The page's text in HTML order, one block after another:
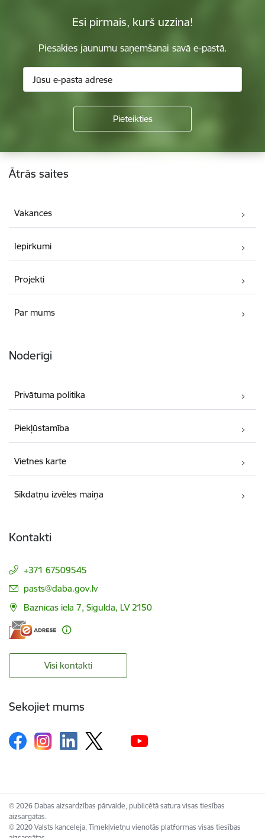
Esi pirmais, kurš uzzina!
Piesakies jaunumu saņemšanai savā e-pastā.
Kājene
Ātrās saites
Vakances
Iepirkumi
Projekti
Par mums
Noderīgi
Privātuma politika
Piekļūstamība
Vietnes karte
Sīkdatņu izvēles maiņa
Kontakti
+371 67509545
E-pasts:
pasts@daba.gov.lv
Baznīcas iela 7, Sigulda, LV 2150
Visi kontakti
Sekojiet mums
© 2026 Dabas aizsardzības pārvalde, publicētā satura visas tiesības
aizsargātas.
© 2020 Valsts kanceleja, Tīmekļvietņu vienotās platformas visas tiesības